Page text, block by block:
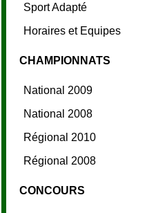
Sport Adapté
Horaires et Equipes
CHAMPIONNATS
National 2009
National 2008
Régional 2010
Régional 2008
CONCOURS